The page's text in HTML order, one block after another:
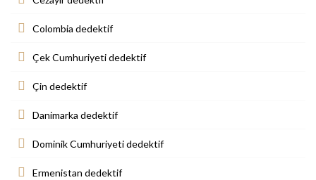
Colombia dedektif
Çek Cumhuriyeti dedektif
Çin dedektif
Danimarka dedektif
Dominik Cumhuriyeti dedektif
Ermenistan dedektif